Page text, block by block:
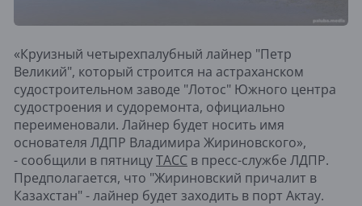
«Круизный четырехпалубный лайнер "Петр
Великий", который строится на астраханском
судостроительном заводе "Лотос" Южного центра
судостроения и судоремонта, официально
переименовали. Лайнер будет носить имя
основателя ЛДПР Владимира Жириновского»,
- сообщили в пятницуТАСС в пресс-службе ЛДПР.
Предполагается, что "Жириновский причалит в
Казахстан" - лайнер будет заходить в порт Актау.